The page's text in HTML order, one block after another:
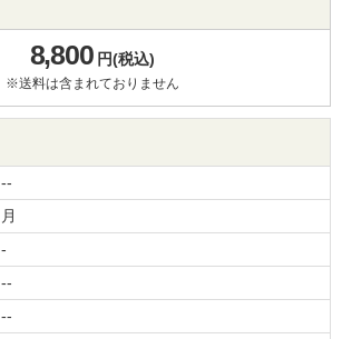
8,800円(税込)
※送料は含まれておりません
--
月
-
--
--